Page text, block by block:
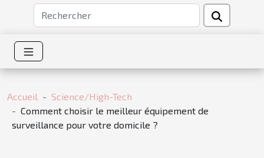
Accueil
Science/High-Tech
Comment choisir le meilleur équipement de
surveillance pour votre domicile ?